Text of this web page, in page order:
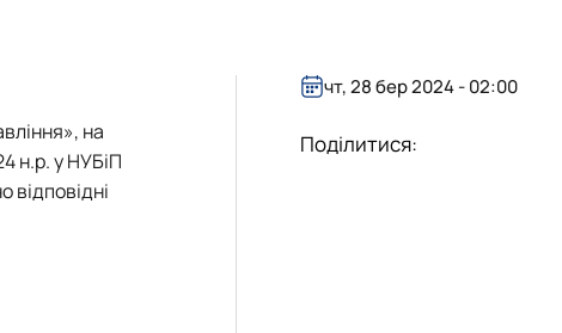
соціально-економічними системами»
на
н.р. у НУБіП
чт, 28 бер 2024 - 02:00
Поділитися: